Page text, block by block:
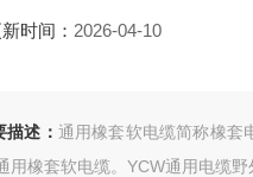
时间： 2026-04-10
描述： 通用橡套软电缆简称橡套
用橡套软电缆。YCW通用电缆